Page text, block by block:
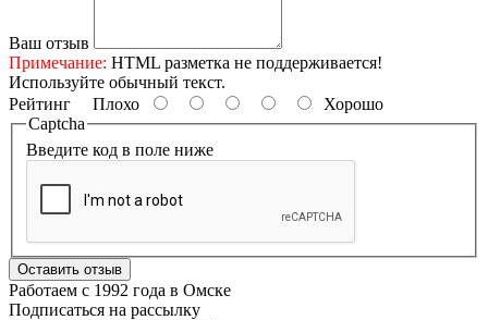
Ваш отзыв
Примечание: HTML разметка не поддерживается!
Используйте обычный текст.
Рейтинг Плохо
Хорошо
Captcha
Введите код в поле ниже
Оставить отзыв
Работаем с 1992 года в Омске
Подписаться на рассылку